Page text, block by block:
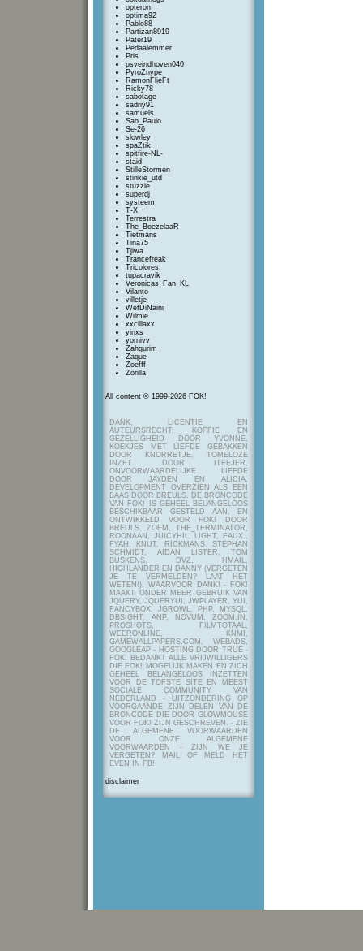
opteron
optima92
Pablo88
Partizan8919
Pater19
Pedaalemmer
Pris
psveindhoven040
PyroZnype
RamonFlieFt
Ricky78
sabotage
sadriy91
samuels
Sao_Paulo
Se-26
slowley
spaZtik
spitfire-NL-
staid
StilleStormen
stinkie_utd
stuzzie
superdj
systeem
T-X
Terrestra
The_BoezelaaR
Tietmans
Tina75
Tjiwa
Trancefreak
Tricolores
tupacravik
Veronicas_Fan_KL
Vilanto
villetje
WefDiNaini
Wilmie
xxcillaxx
yinxs
yornivv
Zahgurim
Zaque
Zoefff
Zorilla
All content © 1999-2026 FOK!
DANK, LICENTIE EN
AUTEURSRECHT: KOFFIE EN
GEZELLIGHEID DOOR YVONNE,
KOEKJES MET LIEFDE GEBAKKEN
DOOR KNORRETJE, TOMELOZE
INZET DOOR ITEEJER,
ONVOORWAARDELIJKE LIEFDE
DOOR JAYDEN EN ALICIA,
DEVELOPMENT OVERZIEN ALS EEN
BAAS DOOR BREULS. DE BRONCODE
VAN FOK! IS GEHEEL BELANGELOOS
BESCHIKBAAR GESTELD AAN, EN
ONTWIKKELD VOOR FOK! DOOR
BREULS, ZOEM, THE_TERMINATOR,
ROONAAN, JUICYHIL, LIGHT, FAUX.,
FYAH, KNUT, RICKMANS, STEPHAN
SCHMIDT, AIDAN LISTER, TOM
BUSKENS, DVZ, HMAIL,
HIGHLANDER EN DANNY (VERGETEN
JE TE VERMELDEN? LAAT HET
WETEN!), WAARVOOR DANK! - FOK!
MAAKT ONDER MEER GEBRUIK VAN
JQUERY, JQUERYUI, JWPLAYER, YUI,
FANCYBOX, JGROWL, PHP, MYSQL,
DBSIGHT, ANP, NOVUM, ZOOM.IN,
PROSHOTS, FILMTOTAAL,
WEERONLINE, KNMI,
GAMEWALLPAPERS.COM, WEBADS,
GOOGLEAP - HOSTING DOOR TRUE -
FOK! BEDANKT ALLE VRIJWILLIGERS
DIE FOK! MOGELIJK MAKEN EN ZICH
GEHEEL BELANGELOOS INZETTEN
VOOR DE TOFSTE SITE EN MEEST
SOCIALE COMMUNITY VAN
NEDERLAND - UITZONDERING OP
VOORGAANDE ZIJN DELEN VAN DE
BRONCODE DIE DOOR GLOWMOUSE
VOOR FOK! ZIJN GESCHREVEN. - ZIE
DE ALGEMENE VOORWAARDEN
VOOR ONZE ALGEMENE
VOORWAARDEN - ZIJN WE JE
VERGETEN? MAIL OF MELD HET
EVEN IN FB!
disclaimer